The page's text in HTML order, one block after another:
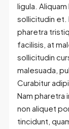
ligula.
sollicitudin et.
pharetra
facilisis, at
sollicitudin
malesuada,
Curabitur
Nam pharetra
non aliquet
tincidunt,